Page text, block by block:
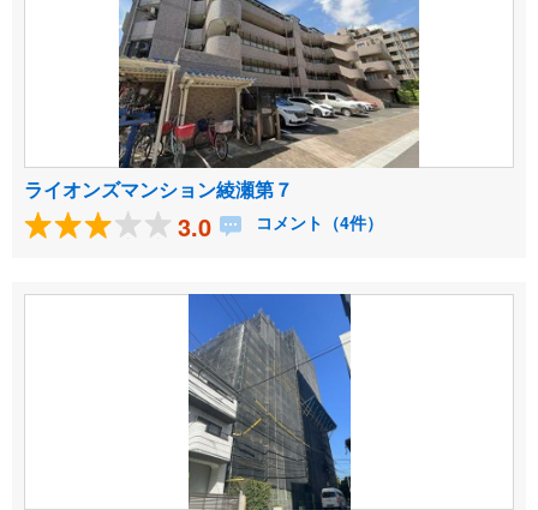
ライオンズマンション綾瀬第７
3.0 コメント（4件）